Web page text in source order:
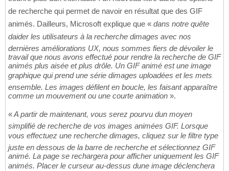
de recherche qui permet de navoir en résultat que des GIF
animés. Dailleurs, Microsoft explique que « dans notre quête
daider les utilisateurs à la recherche dimages avec nos
dernières améliorations UX, nous sommes fiers de dévoiler le
travail que nous avons effectué pour rendre la recherche de GIF
animés plus aisée et plus drôle. Un GIF animé est une image
graphique qui prend une série dimages uploadées et les mets
ensemble. Les images défilent en boucle, les faisant apparaître
comme un mouvement ou une courte animation ».
«A partir de maintenant, vous serez pourvu dun moyen
simplifié de recherche de vos images animées GIF. Lorsque
vous effectuez une recherche dimages, cliquez sur le filtre type
juste en dessous de la barre de recherche et sélectionnez GIF
animé. La page se rechargera pour afficher uniquement les GIF
animés. Placer le curseur au-dessus dune image déclenchera